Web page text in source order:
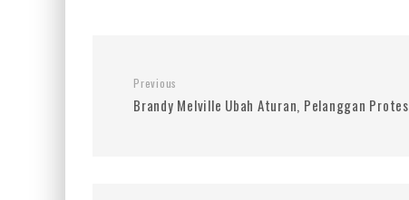
Previous
Brandy Melville Ubah Aturan, Pelanggan Protes